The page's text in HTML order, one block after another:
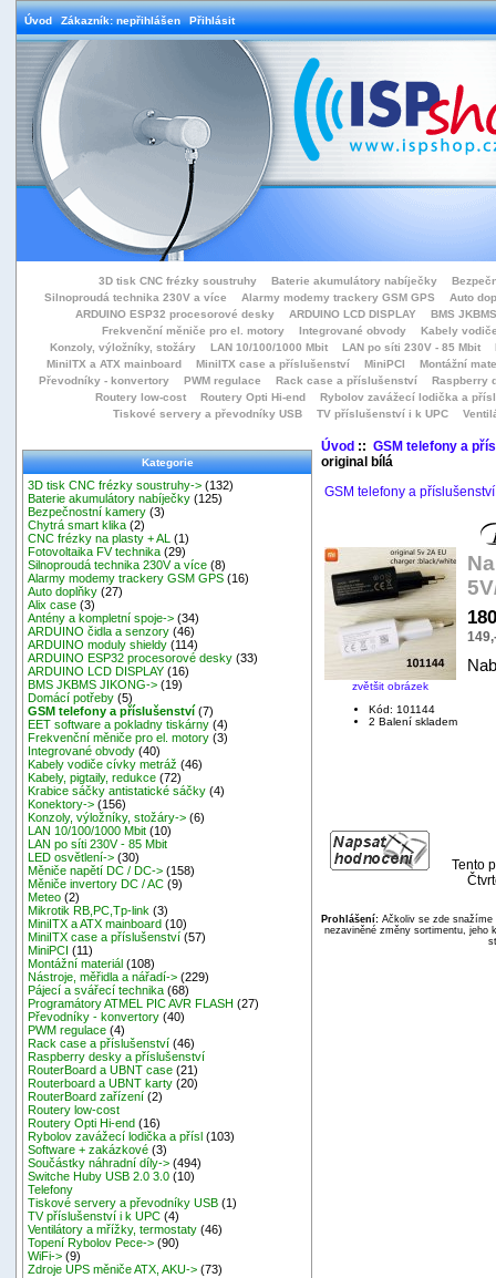
Úvod Zákazník: nepřihlášen Přihlásit
3D tisk CNC frézky soustruhy Baterie akumulátory nabíječky
Silnoproudá technika 230V a více
Alarmy modemy trackery GSM GPS
Auto
ARDUINO ESP32 procesorové desky
ARDUINO LCD DISPLAY
BMS
Frekvenční měniče pro el. motory
Integrované obvody
Kabely
Konzoly, výložníky, stožáry
LAN 10/100/1000 Mbit LAN po síti 230V - 85 Mbit
MiniITX a ATX mainboard
MiniITX case a příslušenství MiniPCI
Montážní
Převodníky - konvertory
PWM regulace Rack case a příslušenství
Raspberry
Routery low-cost
Routery Opti Hi-end
Rybolov zavážecí lodička a přísl
Tiskové servery a převodníky USB
TV příslušenství i k UPC
Kategorie
3D tisk CNC frézky soustruhy-> (132)
Baterie akumulátory nabíječky (125)
Bezpečnostní kamery (3)
Chytrá smart klika (2)
CNC frézky na plasty + AL
(1)
Fotovoltaika FV technika (29)
Silnoproudá technika 230V a více (8)
Alarmy modemy trackery GSM GPS (16)
Auto doplňky (27)
Alix case (3)
Antény a kompletní spoje-> (34)
ARDUINO čidla a senzory (46)
ARDUINO moduly shieldy (114)
ARDUINO ESP32 procesorové desky (33)
ARDUINO LCD DISPLAY (16)
BMS JKBMS JIKONG-> (19)
Domácí potřeby (5)
GSM telefony a příslušenství (7)
EET software a pokladny tiskárny (4)
Frekvenční měniče pro el. motory (3)
Integrované obvody (40)
Kabely vodiče cívky metráž (46)
Kabely, pigtaily, redukce (72)
Krabice sáčky antistatické sáčky (4)
Konektory-> (156)
Konzoly, výložníky, stožáry-> (6)
LAN 10/100/1000 Mbit (10)
LAN po síti 230V - 85 Mbit
LED osvětlení-> (30)
Měniče napětí DC / DC-> (158)
Měniče invertory DC / AC (9)
Meteo (2)
Mikrotik RB,PC,Tp-link (3)
MiniITX a ATX mainboard (10)
MiniITX case a příslušenství (57)
MiniPCI (11)
Montážní materiál (108)
Nástroje, měřidla a nářadí-> (229)
Pájecí a svářecí technika (68)
Programátory ATMEL PIC AVR FLASH (27)
Převodníky - konvertory (40)
PWM regulace (4)
Rack case a příslušenství (46)
Raspberry desky a příslušenství
RouterBoard a UBNT case (21)
Routerboard a UBNT karty (20)
RouterBoard zařízení (2)
Routery low-cost
Routery Opti Hi-end (16)
Rybolov zavážecí lodička a přísl (103)
Software + zakázkové (3)
Součástky náhradní díly-> (494)
Switche Huby USB 2.0 3.0 (10)
Telefony
Tiskové servery a převodníky USB (1)
TV příslušenství i k UPC (4)
Ventilátory a mřížky, termostaty (46)
Topení Rybolov Pece-> (90)
WiFi-> (9)
Zdroje UPS měniče ATX, AKU-> (73)
Úvod:: GSM telefony a
original bílá
GSM telefony a příslušenství
zvětšit obrázek
Kód: 101144
2 Balení skladem
Tento
Prohlášení:Ačkoliv se zde snažíme
nezaviněné změny sortimentu, jeho